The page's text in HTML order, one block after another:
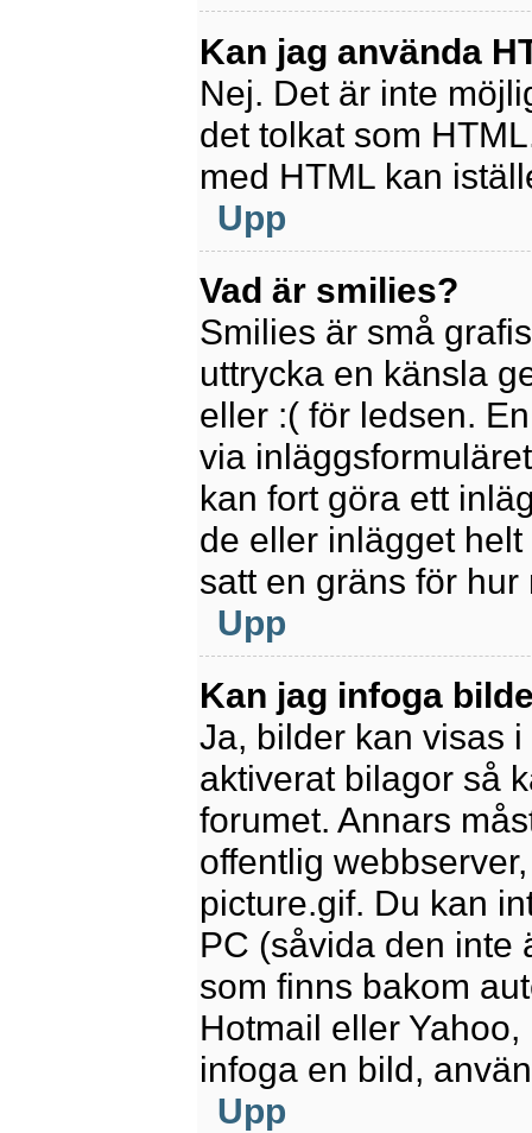
Kan jag använda
Nej. Det är inte
det tolkat som
med HTML kan
Upp
Vad är smilies?
Smilies är små
uttrycka en känsla
eller :( för ledsen.
via
kan fort göra ett
de eller inlägget
satt en gräns för
Upp
Kan jag infoga
Ja, bilder kan visas
aktiverat bilagor så
forumet. Annars
offentlig
picture.gif. Du kan
PC (såvida den inte
som finns bakom
Hotmail eller
infoga en bild,
Upp